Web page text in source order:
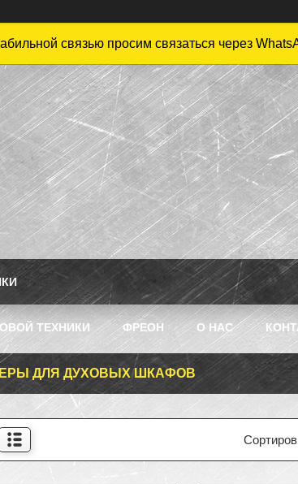
связью просим связаться через
ТЕХНИКИ ФРЕОН О НАС
ДЛЯ ДУХОВЫХ ШКАФОВ